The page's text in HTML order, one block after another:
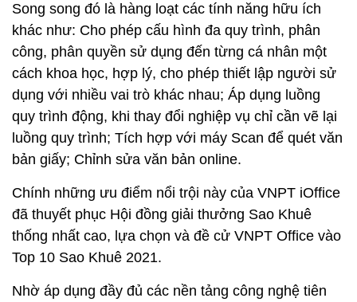
Song song đó là hàng loạt các tính năng hữu ích
khác như: Cho phép cấu hình đa quy trình, phân
công, phân quyền sử dụng đến từng cá nhân một
cách khoa học, hợp lý, cho phép thiết lập người sử
dụng với nhiều vai trò khác nhau; Áp dụng luồng
quy trình động, khi thay đổi nghiệp vụ chỉ cần vẽ lại
luồng quy trình; Tích hợp với máy Scan để quét văn
bản giấy; Chỉnh sửa văn bản online.
Chính những ưu điểm nổi trội này của VNPT iOffice
đã thuyết phục Hội đồng giải thưởng Sao Khuê
thống nhất cao, lựa chọn và đề cử VNPT Office vào
Top 10 Sao Khuê 2021.
Nhờ áp dụng đầy đủ các nền tảng công nghệ tiên